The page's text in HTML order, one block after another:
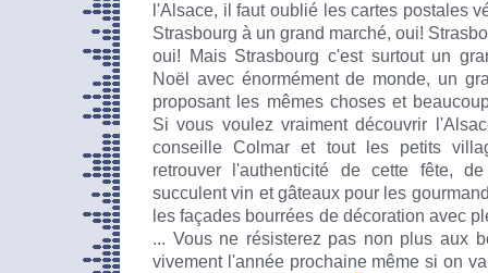
l'Alsace, il faut oublié les cartes postales
Strasbourg à un grand marché, oui!
oui! Mais Strasbourg c'est surtout un
Noël avec énormément de monde, un
proposant les mêmes choses et
Si vous voulez vraiment découvrir
conseille Colmar et tout les petits
retrouver l'authenticité de cette fête,
succulent vin et gâteaux pour les
les façades bourrées de décoration avec
... Vous ne résisterez pas non plus aux
vivement l'année prochaine même si on